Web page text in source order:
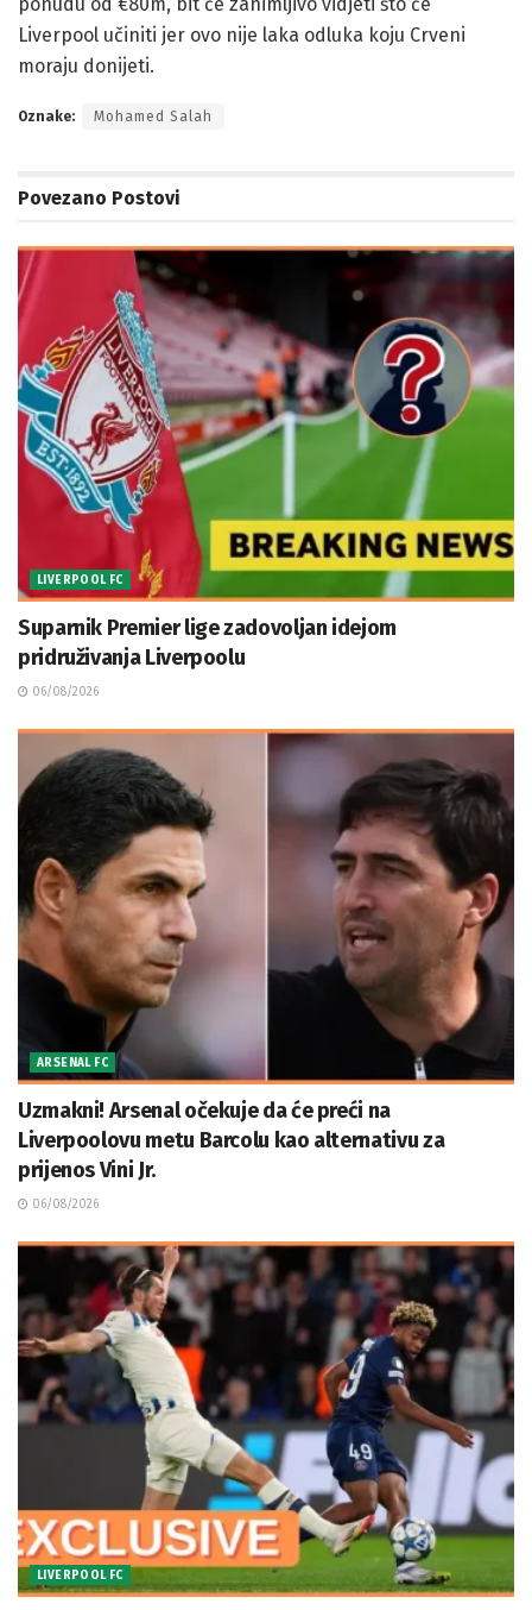
Liverpool učiniti jer ovo nije laka odluka koju Crveni
moraju donijeti.
Oznake: Mohamed Salah
Povezano Postovi
LIVERPOOL FC
Suparnik Premier lige zadovoljan idejom
pridruživanja Liverpoolu
06/08/2026
ARSENAL FC
Uzmakni! Arsenal očekuje da će preći na
Liverpoolovu metu Barcolu kao alternativu za
prijenos Vini Jr.
06/08/2026
LIVERPOOL FC